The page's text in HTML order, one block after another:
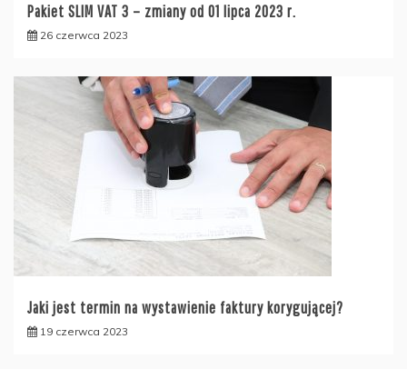
Pakiet SLIM VAT 3 – zmiany od 01 lipca 2023 r.
26 czerwca 2023
Jaki jest termin na wystawienie faktury korygującej?
19 czerwca 2023